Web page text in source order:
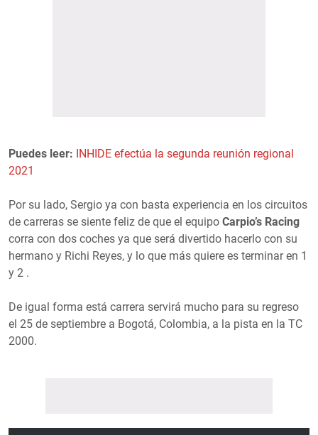
Puedes leer: INHIDE efectúa la segunda reunión regional
2021
Por su lado, Sergio ya con basta experiencia en los circuitos
de carreras se siente feliz de que el equipo Carpio’s Racing
corra con dos coches ya que será divertido hacerlo con su
hermano y Richi Reyes, y lo que más quiere es terminar en 1
y 2 .
De igual forma está carrera servirá mucho para su regreso
el 25 de septiembre a Bogotá, Colombia, a la pista en la TC
2000.